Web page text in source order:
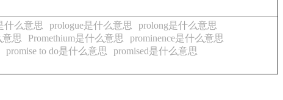
什么意思 prologue是什么意思
prolong是什么意思
意思 Promethium是什么意思
prominence是什么意思
promise to do是什么意思
promised是什么意思